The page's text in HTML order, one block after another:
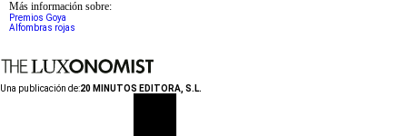
Más información sobre:
Premios Goya
Alfombras rojas
Una publicación de:20 MINUTOS EDITORA, S.L.